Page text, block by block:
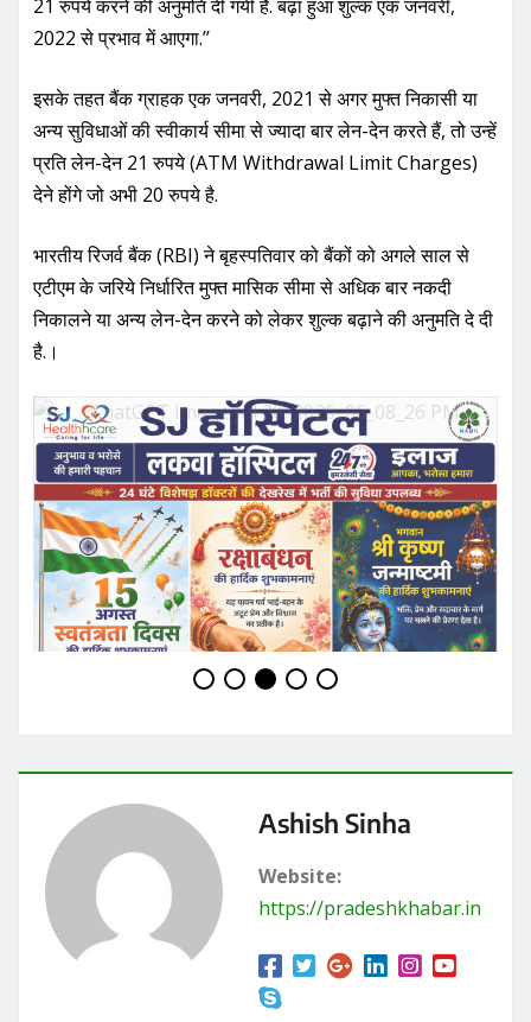
21 रुपये करने की अनुमति दी गयी है. बढ़ा हुआ शुल्क एक जनवरी,
2022 से प्रभाव में आएगा.’’
इसके तहत बैंक ग्राहक एक जनवरी, 2021 से अगर मुफ्त निकासी या
अन्य सुविधाओं की स्वीकार्य सीमा से ज्यादा बार लेन-देन करते हैं, तो उन्हें
प्रति लेन-देन 21 रुपये (ATM Withdrawal Limit Charges)
देने होंगे जो अभी 20 रुपये है.
भारतीय रिजर्व बैंक (RBI) ने बृहस्पतिवार को बैंकों को अगले साल से
एटीएम के जरिये निर्धारित मुफ्त मासिक सीमा से अधिक बार नकदी
निकालने या अन्य लेन-देन करने को लेकर शुल्क बढ़ाने की अनुमति दे दी
है.।
Ashish Sinha
Website:
https://pradeshkhabar.in
RELATED STORY